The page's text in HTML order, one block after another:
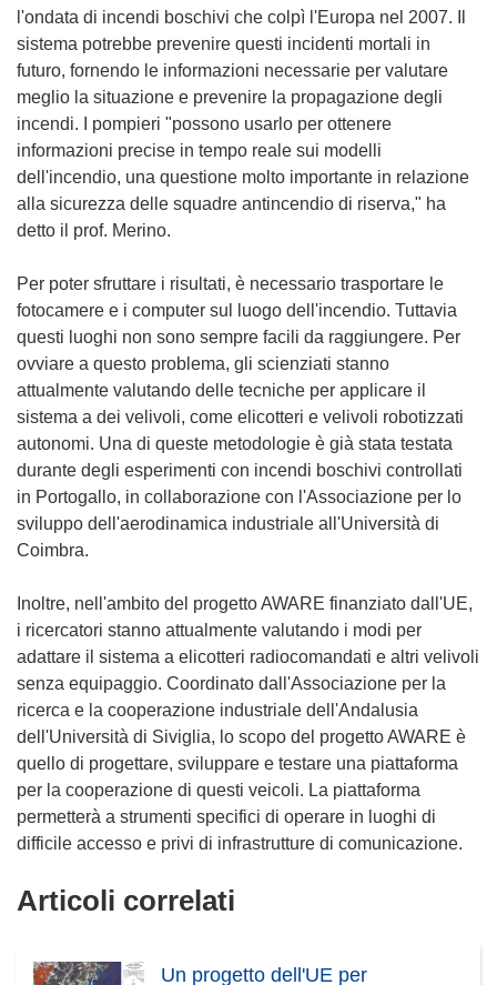
l'ondata di incendi boschivi che colpì l'Europa nel 2007. Il
sistema potrebbe prevenire questi incidenti mortali in
futuro, fornendo le informazioni necessarie per valutare
meglio la situazione e prevenire la propagazione degli
incendi. I pompieri "possono usarlo per ottenere
informazioni precise in tempo reale sui modelli
dell'incendio, una questione molto importante in relazione
alla sicurezza delle squadre antincendio di riserva," ha
detto il prof. Merino.
Per poter sfruttare i risultati, è necessario trasportare le
fotocamere e i computer sul luogo dell'incendio. Tuttavia
questi luoghi non sono sempre facili da raggiungere. Per
ovviare a questo problema, gli scienziati stanno
attualmente valutando delle tecniche per applicare il
sistema a dei velivoli, come elicotteri e velivoli robotizzati
autonomi. Una di queste metodologie è già stata testata
durante degli esperimenti con incendi boschivi controllati
in Portogallo, in collaborazione con l'Associazione per lo
sviluppo dell'aerodinamica industriale all'Università di
Coimbra.
Inoltre, nell'ambito del progetto AWARE finanziato dall'UE,
i ricercatori stanno attualmente valutando i modi per
adattare il sistema a elicotteri radiocomandati e altri velivoli
senza equipaggio. Coordinato dall'Associazione per la
ricerca e la cooperazione industriale dell'Andalusia
dell'Università di Siviglia, lo scopo del progetto AWARE è
quello di progettare, sviluppare e testare una piattaforma
per la cooperazione di questi veicoli. La piattaforma
permetterà a strumenti specifici di operare in luoghi di
difficile accesso e privi di infrastrutture di comunicazione.
Articoli correlati
Un progetto dell'UE per